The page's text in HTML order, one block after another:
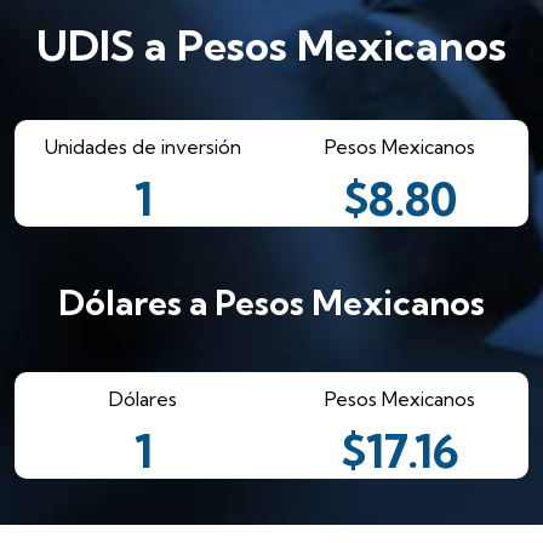
especializados
Cultiva la protección de tus colaboradores como
una sólida tradición y conocimiento que trasciende
UDIS a Pesos Mexicanos
Unidades de inversión Pesos Mexicanos
1 $8.80
Dólares a Pesos Mexicanos
Dólares Pesos Mexicanos
1 $17.16